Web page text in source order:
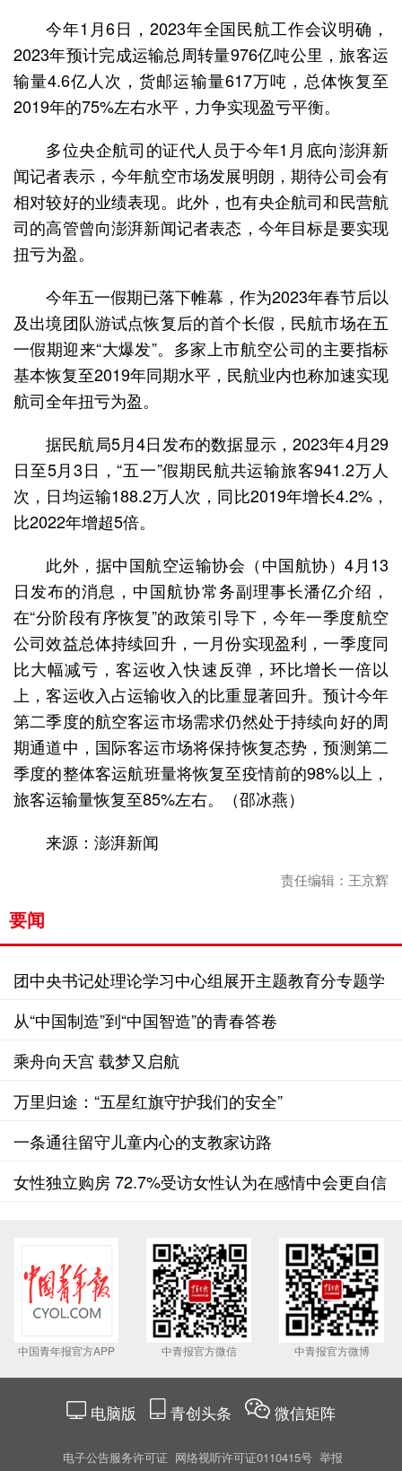
今年1月6日，2023年全国民航工作会议明确，
2023年预计完成运输总周转量976亿吨公里，旅客运
输量4.6亿人次，货邮运输量617万吨，总体恢复至
2019年的75%左右水平，力争实现盈亏平衡。
多位央企航司的证代人员于今年1月底向澎湃新
闻记者表示，今年航空市场发展明朗，期待公司会有
相对较好的业绩表现。此外，也有央企航司和民营航
司的高管曾向澎湃新闻记者表态，今年目标是要实现
扭亏为盈。
今年五一假期已落下帷幕，作为2023年春节后以
及出境团队游试点恢复后的首个长假，民航市场在五
一假期迎来“大爆发”。多家上市航空公司的主要指标
基本恢复至2019年同期水平，民航业内也称加速实现
航司全年扭亏为盈。
据民航局5月4日发布的数据显示，2023年4月29
日至5月3日，“五一”假期民航共运输旅客941.2万人
次，日均运输188.2万人次，同比2019年增长4.2%，
比2022年增超5倍。
此外，据中国航空运输协会（中国航协）4月13
日发布的消息，中国航协常务副理事长潘亿介绍，
在“分阶段有序恢复”的政策引导下，今年一季度航空
公司效益总体持续回升，一月份实现盈利，一季度同
比大幅减亏，客运收入快速反弹，环比增长一倍以
上，客运收入占运输收入的比重显著回升。预计今年
第二季度的航空客运市场需求仍然处于持续向好的周
期通道中，国际客运市场将保持恢复态势，预测第二
季度的整体客运航班量将恢复至疫情前的98%以上，
旅客运输量恢复至85%左右。（邵冰燕）
来源：澎湃新闻
责任编辑：王京辉
要闻
团中央书记处理论学习中心组展开主题教育分专题学
习研讨
从“中国制造”到“中国智造”的青春答卷
乘舟向天宫 载梦又启航
万里归途：“五星红旗守护我们的安全”
一条通往留守儿童内心的支教家访路
女性独立购房 72.7%受访女性认为在感情中会更自信
中国青年报官方APP 中青报官方微信 中青报官方微博
电脑版 青创头条 微信矩阵
电子公告服务许可证 网络视听许可证0110415号 举报